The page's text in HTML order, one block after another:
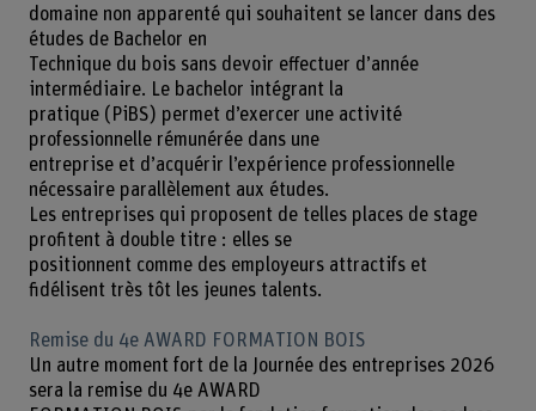
domaine non apparenté qui souhaitent se lancer dans des
études de Bachelor en
Technique du bois sans devoir effectuer d’année
intermédiaire. Le bachelor intégrant la
pratique (PiBS) permet d’exercer une activité
professionnelle rémunérée dans une
entreprise et d’acquérir l’expérience professionnelle
nécessaire parallèlement aux études.
Les entreprises qui proposent de telles places de stage
profitent à double titre : elles se
positionnent comme des employeurs attractifs et
fidélisent très tôt les jeunes talents.
Remise du 4e AWARD FORMATION BOIS
Un autre moment fort de la Journée des entreprises 2026
sera la remise du 4e AWARD